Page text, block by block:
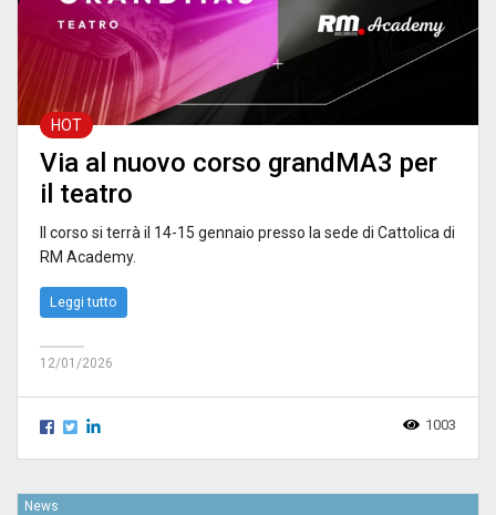
HOT
Via al nuovo corso grandMA3 per
il teatro
Il corso si terrà il 14-15 gennaio presso la sede di Cattolica di
RM Academy.
Leggi tutto
12/01/2026
1003
News